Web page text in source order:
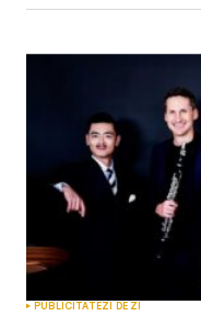
PUBLICITATEZI DE ZI